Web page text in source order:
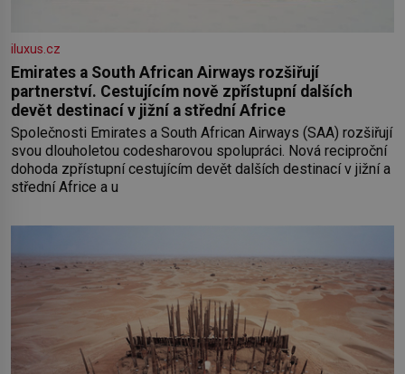
iluxus.cz
Emirates a South African Airways rozšiřují
partnerství. Cestujícím nově zpřístupní dalších
devět destinací v jižní a střední Africe
Společnosti Emirates a South African Airways (SAA) rozšiřují
svou dlouholetou codesharovou spolupráci. Nová reciproční
dohoda zpřístupní cestujícím devět dalších destinací v jižní a
střední Africe a u